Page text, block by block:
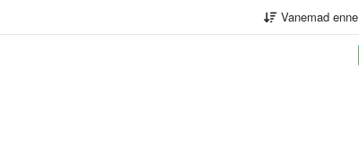
Vanemad enne